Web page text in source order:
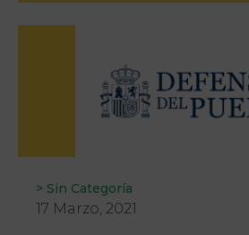
> Sin Categoría
17 Marzo, 2021